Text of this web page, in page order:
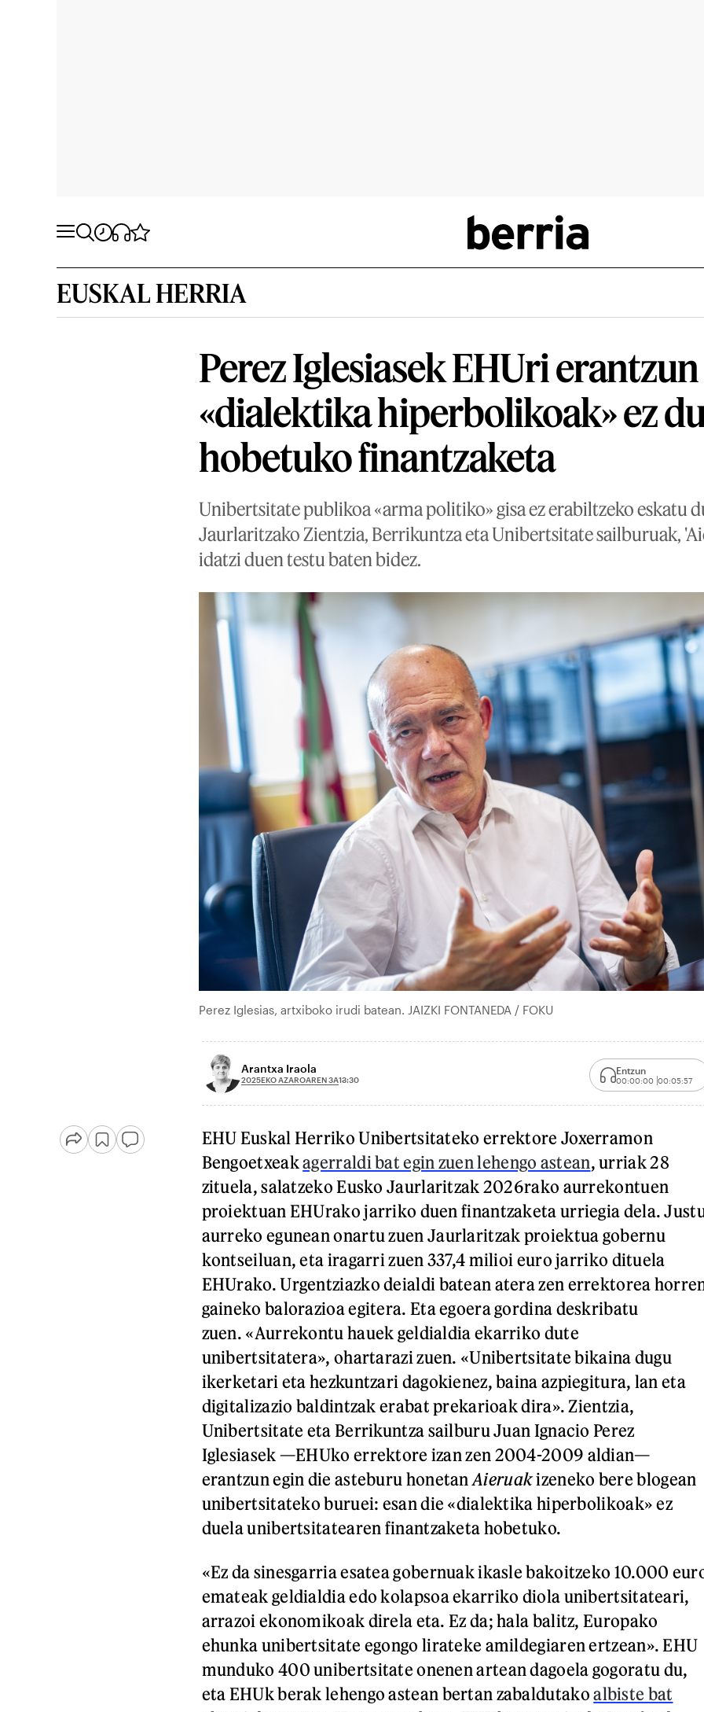
EUSKAL HERRIA
Perez Iglesiasek EHUri
«dialektika hiperbolikoak» ez
hobetuko finantzaketa
Unibertsitate publikoa «arma politiko» gisa ez erabiltzeko eskatu
Jaurlaritzako Zientzia, Berrikuntza eta Unibertsitate sailburuak,
idatzi duen testu baten bidez.
Perez Iglesias, artxiboko irudi batean. JAIZKI FONTANEDA / FOKU
Arantxa Iraola
2025EKO AZAROAREN 3A13:30
Entzun
00:00:00 00:05:57
EHU Euskal Herriko Unibertsitateko errektore Joxerramon
Bengoetxeakagerraldi bat egin zuen lehengo astean, urriak 28
zituela, salatzeko Eusko Jaurlaritzak 2026rako aurrekontuen
proiektuan EHUrako jarriko duen finantzaketa urriegia dela.
aurreko egunean onartu zuen Jaurlaritzak proiektua gobernu
kontseiluan, eta iragarri zuen 337,4 milioi euro jarriko dituela
EHUrako. Urgentziazko deialdi batean atera zen errektorea
gaineko balorazioa egitera. Eta egoera gordina deskribatu
zuen. «Aurrekontu hauek geldialdia ekarriko dute
unibertsitatera», ohartarazi zuen. «Unibertsitate bikaina dugu
ikerketari eta hezkuntzari dagokienez, baina azpiegitura, lan eta
digitalizazio baldintzak erabat prekarioak dira». Zientzia,
Unibertsitate eta Berrikuntza sailburu Juan Ignacio Perez
Iglesiasek —EHUko errektore izan zen 2004-2009 aldian—
erantzun egin die asteburu honetan Aieruakizeneko bere blogean
unibertsitateko buruei: esan die «dialektika hiperbolikoak» ez
duela unibertsitatearen finantzaketa hobetuko.
«Ez da sinesgarria esatea gobernuak ikasle bakoitzeko 10.000
emateak geldialdia edo kolapsoa ekarriko diola unibertsitateari,
arrazoi ekonomikoak direla eta. Ez da; hala balitz, Europako
ehunka unibertsitate egongo lirateke amildegiaren ertzean». EHU
munduko 400 unibertsitate onenen artean dagoela gogoratu du,
eta EHUk berak lehengo astean bertan zabaldutakoalbiste bat